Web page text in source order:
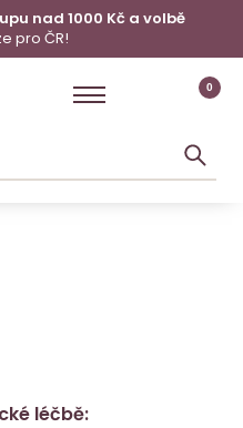
nad 1000 Kč a volbě
pro ČR!
0
léčbě: